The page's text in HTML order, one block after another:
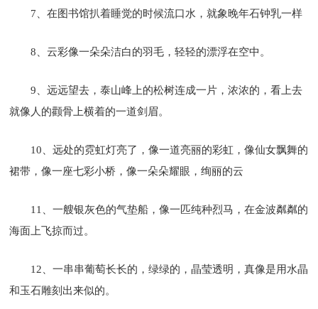
7、在图书馆扒着睡觉的时候流口水，就象晚年石钟乳一样
8、云彩像一朵朵洁白的羽毛，轻轻的漂浮在空中。
9、远远望去，泰山峰上的松树连成一片，浓浓的，看上去
就像人的颧骨上横着的一道剑眉。
10、远处的霓虹灯亮了，像一道亮丽的彩虹，像仙女飘舞的
裙带，像一座七彩小桥，像一朵朵耀眼，绚丽的云
11、一艘银灰色的气垫船，像一匹纯种烈马，在金波粼粼的
海面上飞掠而过。
12、一串串葡萄长长的，绿绿的，晶莹透明，真像是用水晶
和玉石雕刻出来似的。